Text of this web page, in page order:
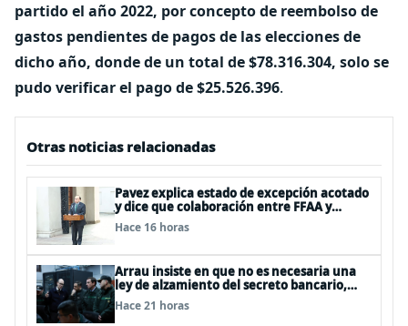
partido el año 2022, por concepto de reembolso de
gastos pendientes de pagos de las elecciones de
dicho año, donde de un total de $78.316.304, solo se
pudo verificar el pago de $25.526.396.
Otras noticias relacionadas
Pavez explica estado de excepción acotado
y dice que colaboración entre FFAA y
policías, “es algo del todo pertinente
analizar”
Hace 16 horas
Arrau insiste en que no es necesaria una
ley de alzamiento del secreto bancario,
porque ya existe
Hace 21 horas